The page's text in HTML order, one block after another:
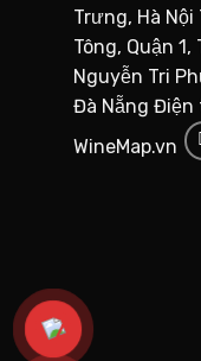
Trưng, Hà
Tông, Quận
Nguyễn Tri
Đà Nẵng Điện
WineMap.vn